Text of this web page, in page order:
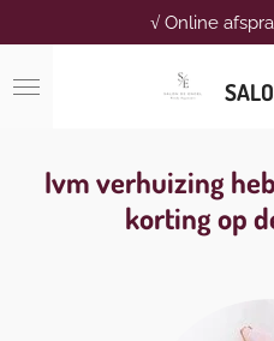
direct
naar
√ Online
Ivm verhuizing
korting op